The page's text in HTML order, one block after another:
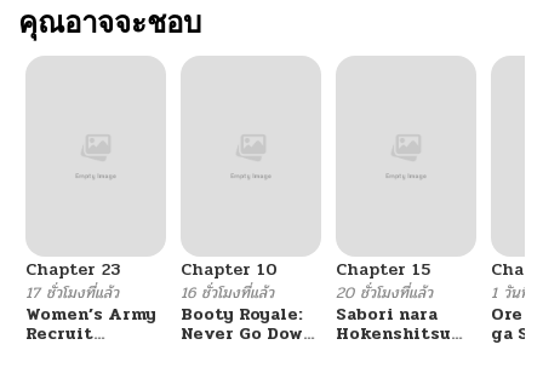
คุณอาจจะชอบ
Chapter 23
17 ชั่วโมงที่แล้ว
Women’s Army
Recruit
Chapter 10
16 ชั่วโมงที่แล้ว
Booty Royale:
Never Go Down
Chapter 15
20 ชั่วโมงที่แล้ว
Sabori nara
Hokenshitsu
1 วันที่แ
Ore
ga